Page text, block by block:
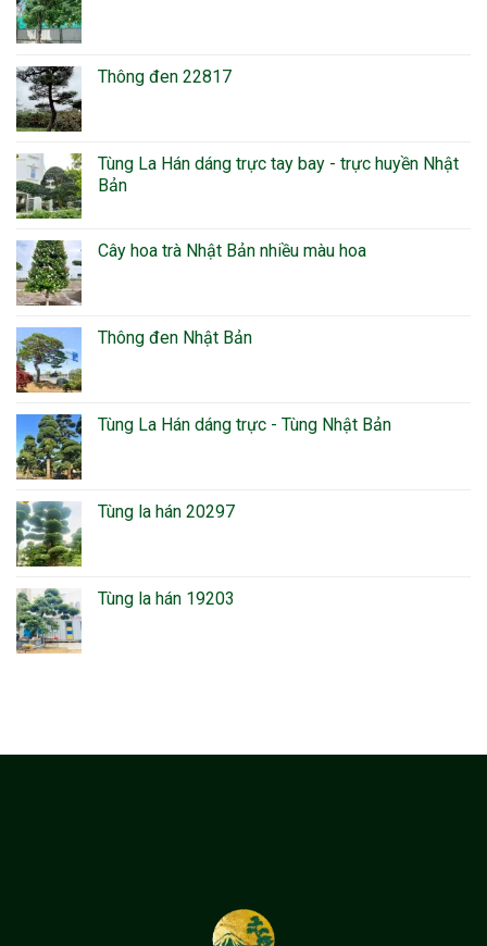
Thông đen 22817
Tùng La Hán dáng trực tay bay - trực huyền Nhật
Bản
Cây hoa trà Nhật Bản nhiều màu hoa
Thông đen Nhật Bản
Tùng La Hán dáng trực - Tùng Nhật Bản
Tùng la hán 20297
Tùng la hán 19203